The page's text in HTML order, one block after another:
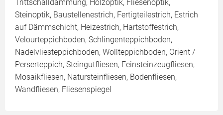
Trittschalldämmung, Holzoptik, Fliesenoptik,
Steinoptik, Baustellenestrich, Fertigteilestrich, Estrich
auf Dämmschicht, Heizestrich, Hartstoffestrich,
Velourteppichboden, Schlingenteppichboden,
Nadelvliesteppichboden, Wollteppichboden, Orient /
Perserteppich, Steingutfliesen, Feinsteinzeugfliesen,
Mosaikfliesen, Natursteinfliesen, Bodenfliesen,
Wandfliesen, Fliesenspiegel